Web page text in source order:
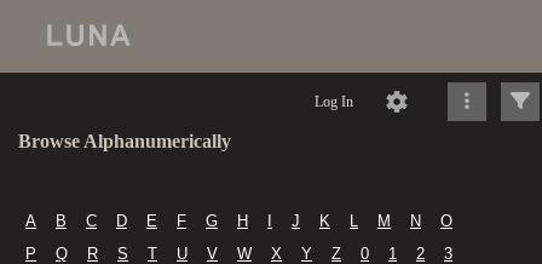
Log In
Browse Alphanumerically
A B C D E F G H J K L M N
O
P
Q R S T U V W X Y Z 0 1 2
3